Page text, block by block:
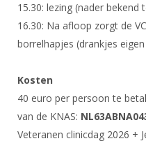
15.30: lezing (nader bekend
16.30: Na afloop zorgt de
borrelhapjes (drankjes
Kosten
40 euro per persoon te
van de KNAS:
Veteranen clinicdag 2026 +